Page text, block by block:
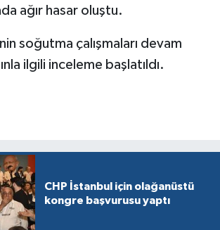
ağır hasar oluştu.
soğutma çalışmaları devam
ilgili inceleme başlatıldı.
CHP İstanbul için olağanüstü
kongre başvurusu yaptı